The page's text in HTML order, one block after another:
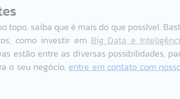
topo, saiba que é mais do que possível.
como investir em Big Data e
estão entre as diversas possibilidades,
o seu negócio, entre em contato com